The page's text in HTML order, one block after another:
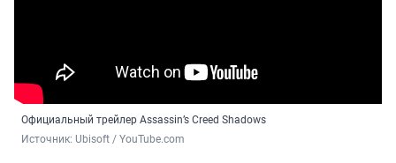
Официальный трейлер Assassin’s Creed Shadows
Источник: Ubisoft / YouTube.com